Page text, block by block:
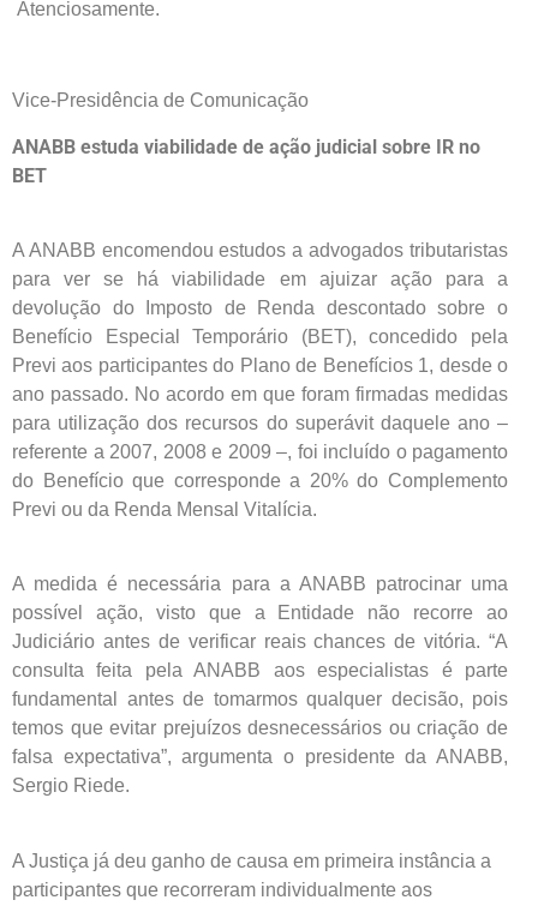
Atenciosamente.
Vice-Presidência de Comunicação
ANABB estuda viabilidade de ação judicial sobre IR no
BET
A ANABB encomendou estudos a advogados tributaristas
para ver se há viabilidade em ajuizar ação para a
devolução do Imposto de Renda descontado sobre o
Benefício Especial Temporário (BET), concedido pela
Previ aos participantes do Plano de Benefícios 1, desde o
ano passado. No acordo em que foram firmadas medidas
para utilização dos recursos do superávit daquele ano –
referente a 2007, 2008 e 2009 –, foi incluído o pagamento
do Benefício que corresponde a 20% do Complemento
Previ ou da Renda Mensal Vitalícia.
A medida é necessária para a ANABB patrocinar uma
possível ação, visto que a Entidade não recorre ao
Judiciário antes de verificar reais chances de vitória. “A
consulta feita pela ANABB aos especialistas é parte
fundamental antes de tomarmos qualquer decisão, pois
temos que evitar prejuízos desnecessários ou criação de
falsa expectativa”, argumenta o presidente da ANABB,
Sergio Riede.
A Justiça já deu ganho de causa em primeira instância a
participantes que recorreram individualmente aos